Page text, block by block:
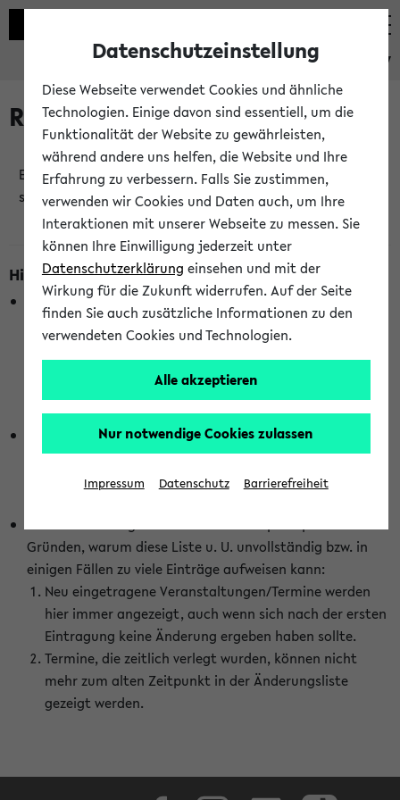
eKVV
Raumänderungen
Es wurden keine Raumänderungen an jetzt
stattfindenden Veranstaltungen gefunden!
Hinweise zur Liste der Raumänderungen
In dieser Liste werden nur Veranstaltungstermine
berücksichtigt, die gerade oder innerhalb der nächsten 2
Stunden stattfinden. Berücksichtigt werden nur Termine,
wurden. Die Anzeige ist semesterübergreifend und nicht
abhängig vom im eKVV gewählten Semester.
Die hier gezeigte Liste von Raumänderungen kann nur
vollständig sein, wenn den Fakultäten von den Lehrenden
die Änderungen zeitnah mitgeteilt und diese Änderungen
Gründen, warum diese Liste u. U. unvollständig bzw. in
einigen Fällen zu viele Einträge aufweisen kann:
Neu eingetragene Veranstaltungen/Termine werden
hier immer angezeigt, auch wenn sich nach der ersten
Eintragung keine Änderung ergeben haben sollte.
Termine, die zeitlich verlegt wurden, können nicht
mehr zum alten Zeitpunkt in der Änderungsliste
gezeigt werden.
Datenschutzeinstellung
Diese Webseite verwendet Cookies und ähnliche
Technologien. Einige davon sind essentiell, um die
Funktionalität der Website zu gewährleisten,
während andere uns helfen, die Website und Ihre
Erfahrung zu verbessern. Falls Sie zustimmen,
verwenden wir Cookies und Daten auch, um Ihre
Interaktionen mit unserer Webseite zu messen. Sie
können Ihre Einwilligung jederzeit unter
Datenschutzerklärung einsehen und mit der
Wirkung für die Zukunft widerrufen. Auf der Seite
finden Sie auch zusätzliche Informationen zu den
verwendeten Cookies und Technologien.
Alle akzeptieren
Nur notwendige Cookies zulassen
Impressum Datenschutz Barrierefreiheit